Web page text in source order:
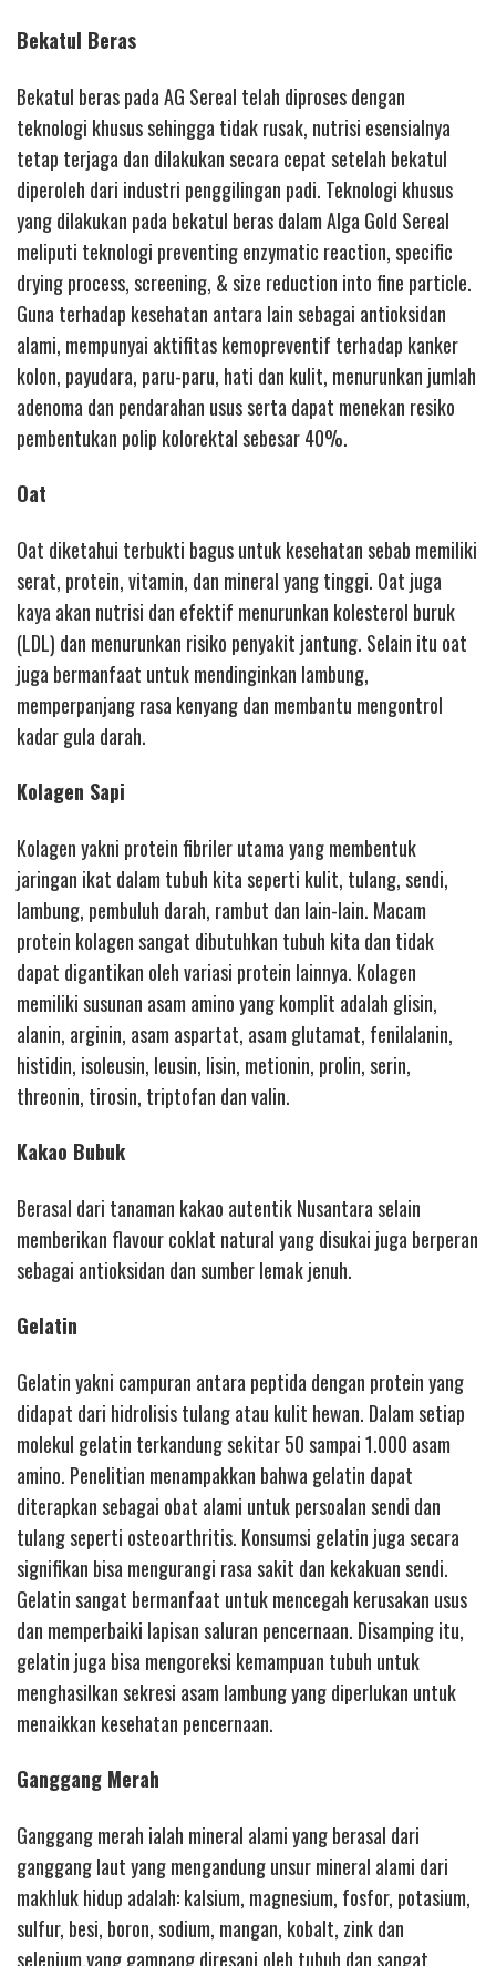
Bekatul Beras
Bekatul beras pada AG Sereal telah diproses dengan
teknologi khusus sehingga tidak rusak, nutrisi esensialnya
tetap terjaga dan dilakukan secara cepat setelah bekatul
diperoleh dari industri penggilingan padi. Teknologi khusus
yang dilakukan pada bekatul beras dalam Alga Gold Sereal
meliputi teknologi preventing enzymatic reaction, specific
drying process, screening, & size reduction into fine particle.
Guna terhadap kesehatan antara lain sebagai antioksidan
alami, mempunyai aktifitas kemopreventif terhadap kanker
kolon, payudara, paru-paru, hati dan kulit, menurunkan jumlah
adenoma dan pendarahan usus serta dapat menekan resiko
pembentukan polip kolorektal sebesar 40%.
Oat
Oat diketahui terbukti bagus untuk kesehatan sebab memiliki
serat, protein, vitamin, dan mineral yang tinggi. Oat juga
kaya akan nutrisi dan efektif menurunkan kolesterol buruk
(LDL) dan menurunkan risiko penyakit jantung. Selain itu oat
juga bermanfaat untuk mendinginkan lambung,
memperpanjang rasa kenyang dan membantu mengontrol
kadar gula darah.
Kolagen Sapi
Kolagen yakni protein fibriler utama yang membentuk
jaringan ikat dalam tubuh kita seperti kulit, tulang, sendi,
lambung, pembuluh darah, rambut dan lain-lain. Macam
protein kolagen sangat dibutuhkan tubuh kita dan tidak
dapat digantikan oleh variasi protein lainnya. Kolagen
memiliki susunan asam amino yang komplit adalah glisin,
alanin, arginin, asam aspartat, asam glutamat, fenilalanin,
histidin, isoleusin, leusin, lisin, metionin, prolin, serin,
threonin, tirosin, triptofan dan valin.
Kakao Bubuk
Berasal dari tanaman kakao autentik Nusantara selain
memberikan flavour coklat natural yang disukai juga berperan
sebagai antioksidan dan sumber lemak jenuh.
Gelatin
Gelatin yakni campuran antara peptida dengan protein yang
didapat dari hidrolisis tulang atau kulit hewan. Dalam setiap
molekul gelatin terkandung sekitar 50 sampai 1.000 asam
amino. Penelitian menampakkan bahwa gelatin dapat
diterapkan sebagai obat alami untuk persoalan sendi dan
tulang seperti osteoarthritis. Konsumsi gelatin juga secara
signifikan bisa mengurangi rasa sakit dan kekakuan sendi.
Gelatin sangat bermanfaat untuk mencegah kerusakan usus
dan memperbaiki lapisan saluran pencernaan. Disamping itu,
gelatin juga bisa mengoreksi kemampuan tubuh untuk
menghasilkan sekresi asam lambung yang diperlukan untuk
menaikkan kesehatan pencernaan.
Ganggang Merah
Ganggang merah ialah mineral alami yang berasal dari
ganggang laut yang mengandung unsur mineral alami dari
makhluk hidup adalah: kalsium, magnesium, fosfor, potasium,
sulfur, besi, boron, sodium, mangan, kobalt, zink dan
selenium.yang gampang diresapi oleh tubuh dan sangat